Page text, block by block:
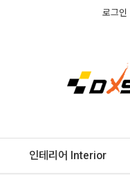
로그인
인테리어 Interior